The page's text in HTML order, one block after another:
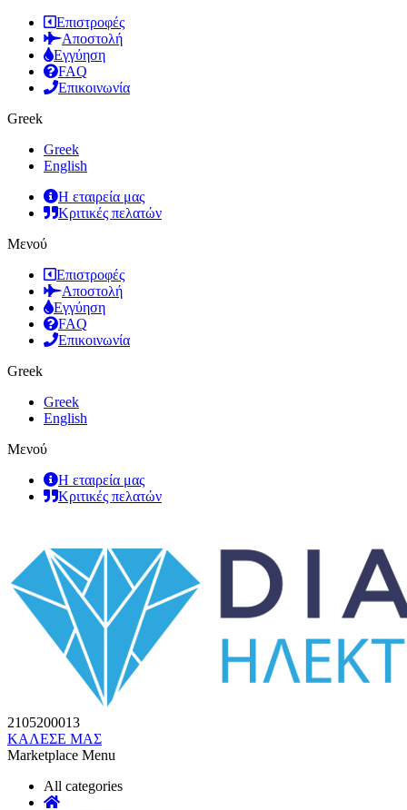
Επιστροφές
Αποστολή
Εγγύηση
FAQ
Επικοινωνία
Greek
Greek
English
Η εταιρεία μας
Κριτικές πελατών
Μενού
Επιστροφές
Αποστολή
Εγγύηση
FAQ
Επικοινωνία
Greek
Greek
English
Μενού
Η εταιρεία μας
Κριτικές πελατών
2105200013
ΚΑΛΕΣΕ ΜΑΣ
Marketplace Menu
All categories